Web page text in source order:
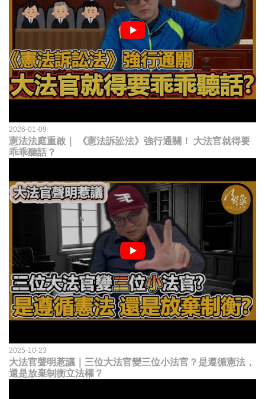
2026-01-09
憲法法庭重啟｜ 《憲法訴訟法》強行通關！ 大法官就得要
乖乖聽話？
2025-10-23
大法官聲明惹議｜三位大法官變三位小法官？是遵循憲法，
還是放棄制衡立法權？